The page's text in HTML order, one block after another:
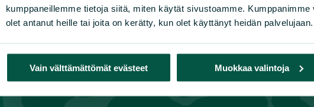
kumppaneillemme tietoja siitä, miten käytät sivustoamme.
olet antanut heille tai joita on kerätty, kun olet käyttänyt heidän palvelujaan.
Vain välttämättömät evästeet Muokkaa valintoja
Suomen luonnonsuojeluliiton